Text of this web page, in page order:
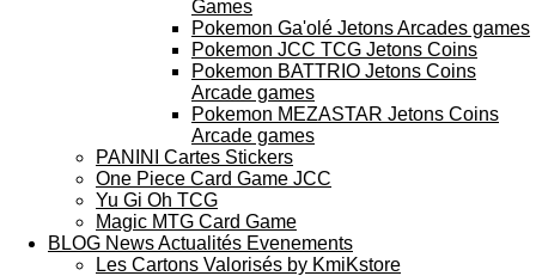
Games
Pokemon Ga'olé Jetons Arcades games
Pokemon JCC TCG Jetons Coins
Pokemon BATTRIO Jetons Coins
Arcade games
Pokemon MEZASTAR Jetons Coins
Arcade games
PANINI Cartes Stickers
One Piece Card Game JCC
Yu Gi Oh TCG
Magic MTG Card Game
BLOG News Actualités Evenements
Les Cartons Valorisés by KmiKstore